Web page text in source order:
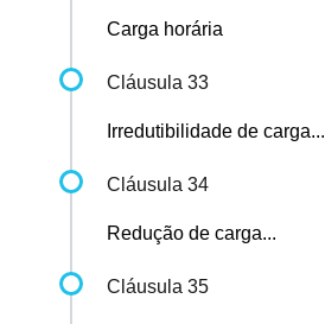
Carga horária
Cláusula 33
Irredutibilidade de carga...
Cláusula 34
Redução de carga...
Cláusula 35